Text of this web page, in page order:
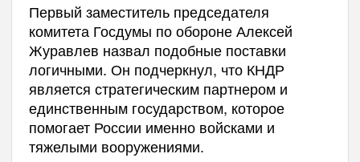
Первый заместитель председателя
комитета Госдумы по обороне Алексей
Журавлев назвал подобные поставки
логичными. Он подчеркнул, что КНДР
является стратегическим партнером и
единственным государством, которое
помогает России именно войсками и
тяжелыми вооружениями.